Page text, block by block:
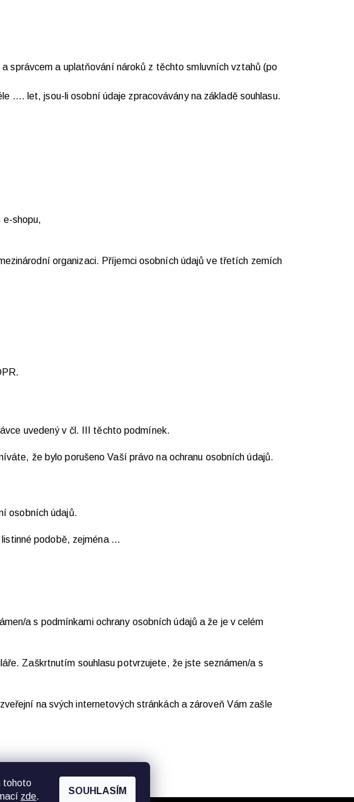
správcem a uplatňování nároků z těchto smluvních vztahů (po
…. let, jsou-li osobní údaje zpracovávány na základě souhlasu.
e-shopu,
organizaci. Příjemci osobních údajů ve třetích zemích
uvedený v čl. III těchto podmínek.
že bylo porušeno Vaší právo na ochranu osobních údajů.
osobních údajů.
podobě, zejména …
a s podmínkami ochrany osobních údajů a že je v celém
Zaškrtnutím souhlasu potvrzujete, že jste seznámen/a s
na svých internetových stránkách a zároveň Vám zašle
tohoto
zde.
SOUHLASÍM